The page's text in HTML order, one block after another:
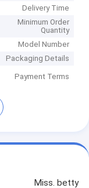
Delivery Time
Minimum Order
Quantity
Model Number
Packaging Details
Payment Terms
Miss. betty